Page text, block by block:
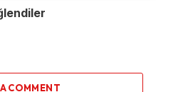
COMMENT